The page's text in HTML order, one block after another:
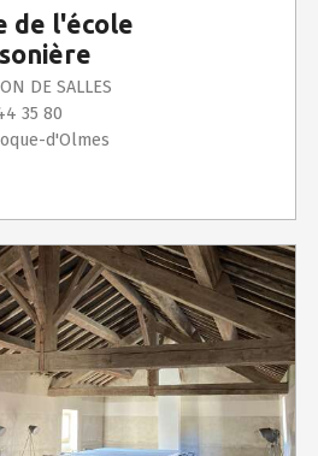
de l'école
DE SALLES
35 80
d'Olmes